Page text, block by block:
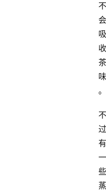
不
会
吸
收
茶
味
。
不
过
有
一
些
蒸